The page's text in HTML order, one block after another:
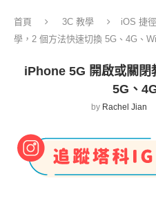
首頁 3C 教學 iOS 捷徑
學，2 個方法快速切換 5G、4G、
iPhone 5G 開啟或關閉
5G、
by Rachel Jian